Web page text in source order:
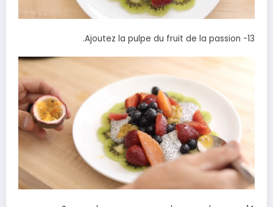
13- Ajoutez la pulpe du fruit de la passion.